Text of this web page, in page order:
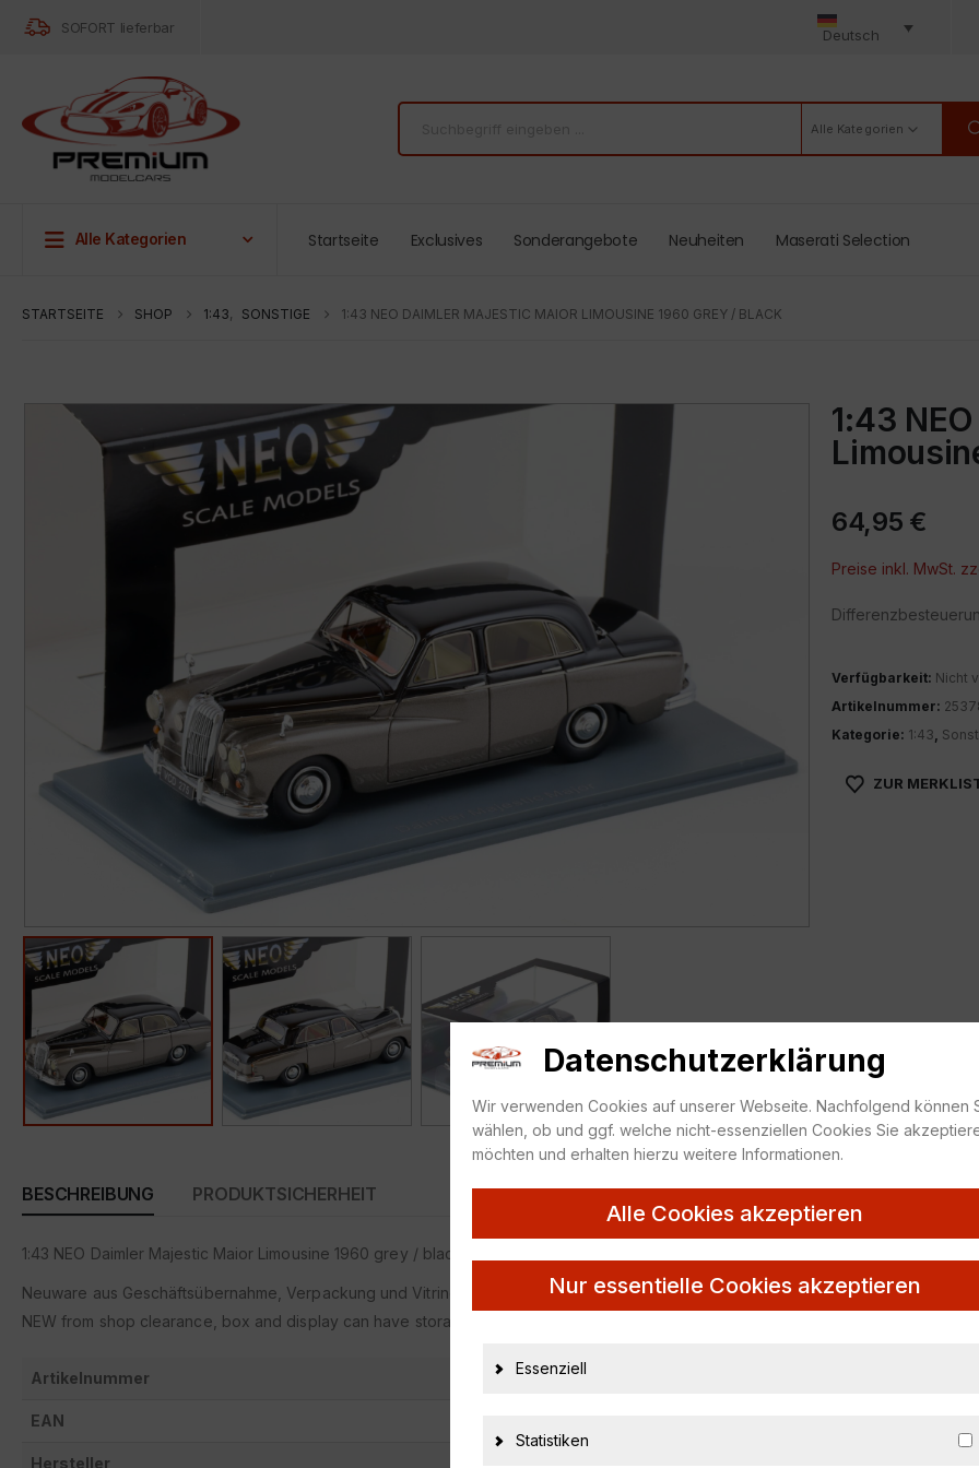
SOFORT lieferbar Deutsch
Alle Kategorien
Alle Kategorien Startseite Exclusives Sonderangebote Neuheiten Maserati Selection
STARTSEITE SHOP 1:43, SONSTIGE 1:43 NEO DAIMLER MAJESTIC MAIOR LIMOUSINE 1960 GREY / BLACK
1:43
64,95 €
Preise inkl. MwSt.
Verfügbarkeit: Nicht
Artikelnummer:
Kategorie: 1:43,
ZUR
BESCHREIBUNG PRODUKTSICHERHEIT
1:43 NEO Daimler Majestic Maior Limousine 1960 grey / black
Neuware aus Geschäftsübernahme, Verpackung und Vitrine können Lagerspuren aufweisen.
NEW from shop clearance, box and display can have storage marks.
Artikelnummer 25378
EAN
Hersteller
Datenschutzerklärung
Wir verwenden Cookies auf unserer Webseite. Nachfolgend können
wählen, ob und ggf. welche nicht-essenziellen Cookies Sie
möchten und erhalten hierzu weitere Informationen.
Alle Cookies akzeptieren
Nur essentielle Cookies akzeptieren
Essenziell
Statistiken